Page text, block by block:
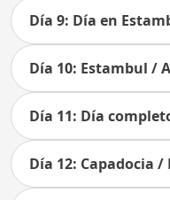
Día 9: Día en
Día 10: Estambul /
Día 11: Día
Día 12: Capadocia